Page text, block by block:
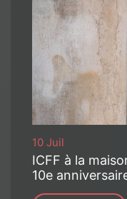
10 Juil
ICFF à la
10e